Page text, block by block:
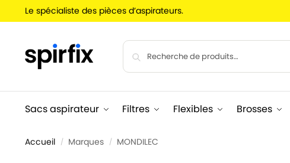
Le spécialiste des pièces d’aspirateurs.
Sacs aspirateur Filtres Flexibles Brosses
Accueil / Marques / MONDILEC